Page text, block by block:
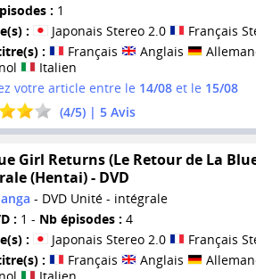
: 1
:
Japonais Stereo 2.0
Français
:
Français Anglais
Italien
votre article entre le 14/08et le 15/08
(4/5) | 5Avis
Girl Returns (Le Retour de La
(Hentai) - DVD
- DVD Unité - intégrale
: 1 - Nb épisodes : 4
:
Japonais Stereo 2.0
Français
:
Français Anglais